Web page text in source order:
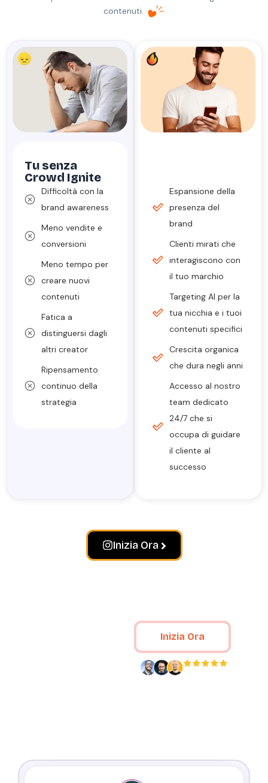
contenuti.
Tu senza
Crowd Ignite
Difficoltà con la
brand awareness
Meno vendite e
conversioni
Meno tempo per
creare nuovi
contenuti
Fatica a
distinguersi dagli
altri creator
Ripensamento
continuo della
strategia
Espansione della
presenza del
brand
Clienti mirati che
interagiscono con
il tuo marchio
Targeting AI per la
tua nicchia e i tuoi
contenuti specifici
Crescita organica
che dura negli anni
Accesso al nostro
team dedicato
24/7 che si
occupa di guidare
il cliente al
successo
Inizia Ora
Inizia Ora